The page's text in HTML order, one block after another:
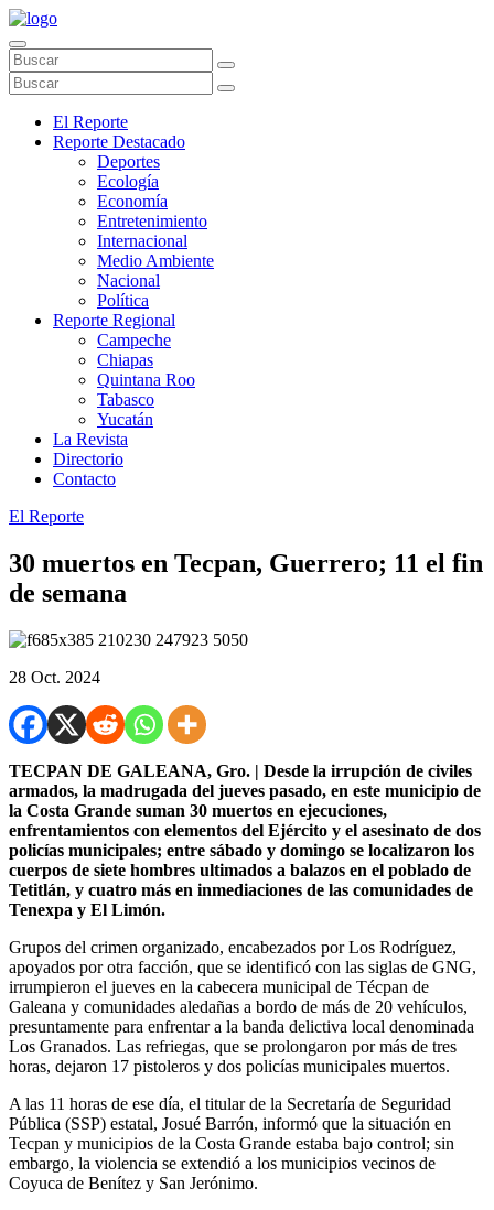
El Reporte
Reporte Destacado
Deportes
Ecología
Economía
Entretenimiento
Internacional
Medio Ambiente
Nacional
Política
Reporte Regional
Campeche
Chiapas
Quintana Roo
Tabasco
Yucatán
La Revista
Directorio
Contacto
El Reporte
30 muertos en Tecpan, Guerrero; 11 el fin
de semana
28 Oct. 2024
TECPAN DE GALEANA, Gro. | Desde la irrupción de civiles
armados, la madrugada del jueves pasado, en este municipio de
la Costa Grande suman 30 muertos en ejecuciones,
enfrentamientos con elementos del Ejército y el asesinato de dos
policías municipales; entre sábado y domingo se localizaron los
cuerpos de siete hombres ultimados a balazos en el poblado de
Tetitlán, y cuatro más en inmediaciones de las comunidades de
Tenexpa y El Limón.
Grupos del crimen organizado, encabezados por Los Rodríguez,
apoyados por otra facción, que se identificó con las siglas de GNG,
irrumpieron el jueves en la cabecera municipal de Técpan de
Galeana y comunidades aledañas a bordo de más de 20 vehículos,
presuntamente para enfrentar a la banda delictiva local denominada
Los Granados. Las refriegas, que se prolongaron por más de tres
horas, dejaron 17 pistoleros y dos policías municipales muertos.
A las 11 horas de ese día, el titular de la Secretaría de Seguridad
Pública (SSP) estatal, Josué Barrón, informó que la situación en
Tecpan y municipios de la Costa Grande estaba bajo control; sin
embargo, la violencia se extendió a los municipios vecinos de
Coyuca de Benítez y San Jerónimo.